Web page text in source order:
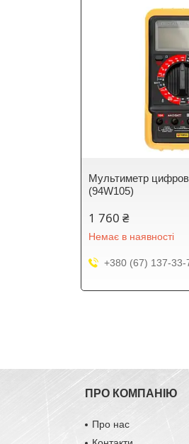
Мультиметр
(94W105)
1 760 ₴
Немає в наявності
+380 (67) 137-33-
ПРО КОМПАНІЮ
Про нас